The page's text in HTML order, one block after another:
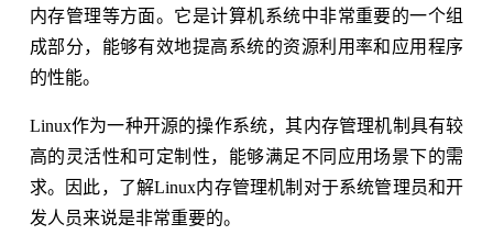
内存管理等方面。它是计算机系统中非常重要的一个组
成部分，能够有效地提高系统的资源利用率和应用程序
的性能。
Linux作为一种开源的操作系统，其内存管理机制具有较
高的灵活性和可定制性，能够满足不同应用场景下的需
求。因此，了解Linux内存管理机制对于系统管理员和开
发人员来说是非常重要的。